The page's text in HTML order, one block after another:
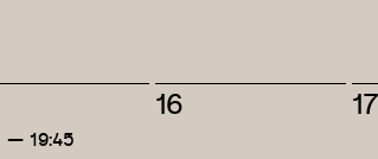
— 19:45
0
16 0
17